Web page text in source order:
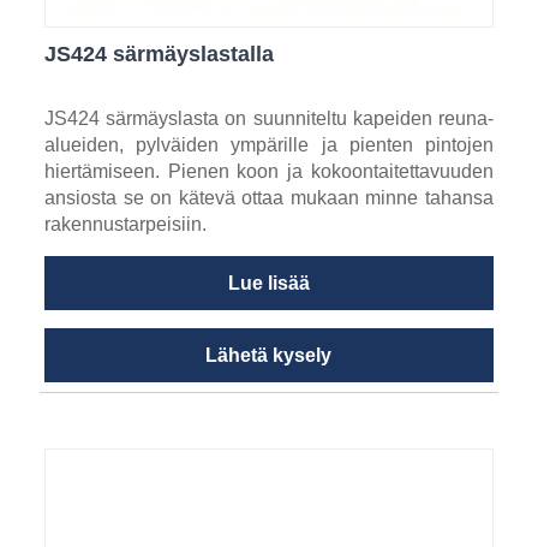
JS424 särmäyslastalla
JS424 särmäyslasta on suunniteltu kapeiden reuna-
alueiden, pylväiden ympärille ja pienten pintojen
hiertämiseen. Pienen koon ja kokoontaitettavuuden
ansiosta se on kätevä ottaa mukaan minne tahansa
rakennustarpeisiin.
Lue lisää
Lähetä kysely